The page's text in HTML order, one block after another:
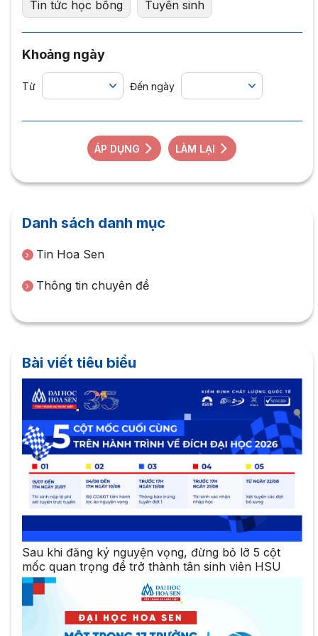
Tin tức học bổng Tuyển sinh
Khoảng ngày
Từ Đến ngày
ÁP DỤNG LÀM LẠI
Danh sách danh mục
Tin Hoa Sen
Thông tin chuyên đề
Bài viết tiêu biểu
Sau khi đăng ký nguyện vọng, đừng bỏ lỡ 5 cột
mốc quan trọng để trở thành tân sinh viên HSU